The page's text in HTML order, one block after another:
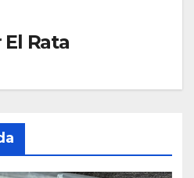
El Rata